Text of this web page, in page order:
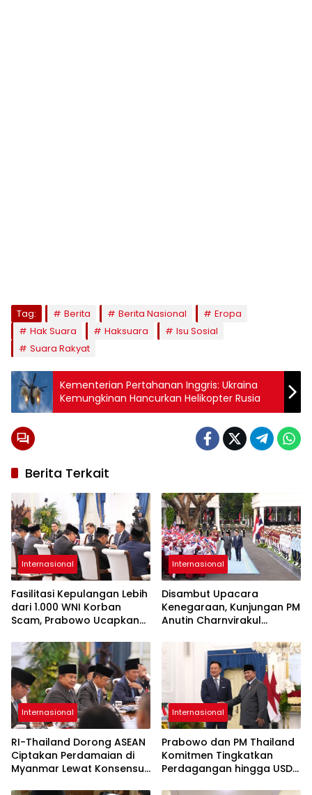
Tag: Berita Berita Nasional
Eropa
Hak Suara
Haksuara
Isu Sosial
Suara Rakyat
Kementerian Pertahanan Inggris: Ukraina
Kemungkinan Hancurkan Helikopter Rusia
Berita Terkait
Internasional
Fasilitasi Kepulangan Lebih
dari 1.000 WNI Korban
Scam, Prabowo Ucapkan
Thailand
Internasional
Disambut Upacara
Kenegaraan, Kunjungan PM
Anutin Charnvirakul
Indonesia-Thailand
Internasional
RI-Thailand Dorong ASEAN
Ciptakan Perdamaian di
Myanmar Lewat Konsensus
Internasional
Prabowo dan PM Thailand
Komitmen Tingkatkan
Perdagangan hingga USD